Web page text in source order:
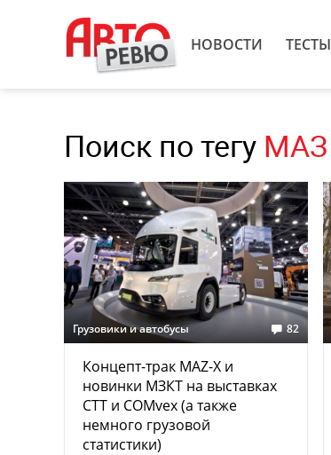
НОВОСТИ ТЕСТЫ
Поиск по тегу МАЗ
Грузовики и автобусы 82
Концепт-трак MAZ-X и
новинки МЗКТ на выставках
СТТ и COMvex (а также
немного грузовой
статистики)